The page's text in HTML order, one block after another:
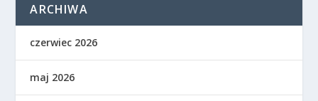
ARCHIWA
czerwiec 2026
maj 2026